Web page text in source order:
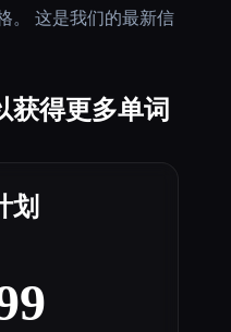
。 这是我们的最新信
获得更多单词
划